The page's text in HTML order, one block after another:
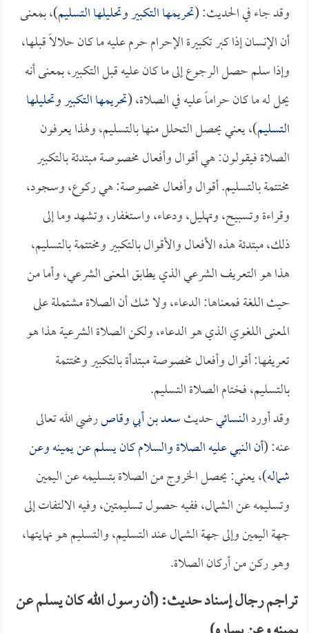
وقد جاء في الحديث: (تحريمها التكبير وتحليلها التسليم)، بمعنى
أن الإنسان إذا كبر تكبيرة الإحرام حرم عليه ما كان حلالاً قبلها،
وإذا سلم حصل الرجوع إلى ما كان عليه قبل التكبير، بمعنى أنه
يحل له ما كان حراماً عليه في الصلاة، (تحريمها التكبير وتحليلها
التسليم)، يعني يحصل التحلل منها بالتسليم، ولهذا يعرفون
الصلاة فيقولون: هي أقوال وأفعال مخصوصة مبتدئة بالتكبير
مختتمة بالتسليم. أقوال وأفعال مخصوصة: هي ركوع، وسجود،
وقراءة وتسبيح، وتهليل، ودعاء، واستغفار، وتشهد وما إلى
ذلك، مبتدئة هذه الأفعال والأقوال بالتكبير ومختتمة بالتسليم،
هذا هو التعريف الشرعي الذي يطابق المعنى الشرعي، وأما من
حيث اللغة فمعناها: الدعاء، ولا شك أن الصلاة مشتملة على
المعنى اللغوي الذي هو الدعاء، ولكن الصلاة الشرعية هذا هو
تعريفها: أقوال وأفعال مخصوصة مبتدأة بالتكبير ومختتمة
بالتسليم، فختام الصلاة التسليم.
وقد أوردالنسائيحديثسعد بن أبي وقاصرضي الله تعالى
عنه: (أن النبي عليه الصلاة والسلام كان يسلم عن يمينه وعن
شماله)، يعني: يحصل الخروج من الصلاة بتسليمه عن اليمين
وتسليمه عن الشمال، ففيه حصول تسليمتين، وفيه الالتفات إلى
جهة اليمين وإلى جهة الشمال عند التسليم، والتسليم هو نهايتها،
وهو ركن من أركان الصلاة.
تراجم رجال إسناد حديث: (أن رسول الله كان يسلم عن